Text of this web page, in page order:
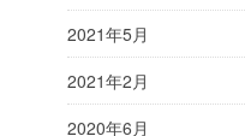
2021年5月
2021年2月
2020年6月